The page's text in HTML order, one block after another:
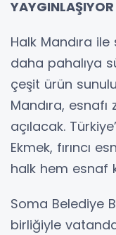
YAYGINLAŞIYOR
Halk Mandıra
daha pahalıya
çeşit ürün
Mandıra, esnafı
açılacak.
Ekmek, fırıncı
halk hem esnaf
Soma Belediye
birliğiyle